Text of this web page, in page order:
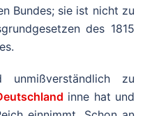
Bundes; sie ist nicht zu
des 1815
zu
inne hat und